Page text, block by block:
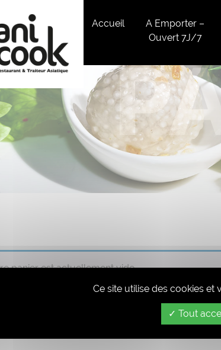
Accueil
A Emporter –
Ouvert 7J/7
panier est actuellement vide.
Ce site utilise des cookies
Tout